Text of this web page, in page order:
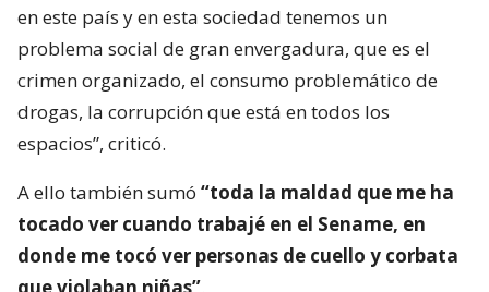
en este país y en esta sociedad tenemos un
problema social de gran envergadura, que es el
crimen organizado, el consumo problemático de
drogas, la corrupción que está en todos los
espacios”, criticó.
A ello también sumó “toda la maldad que me ha
tocado ver cuando trabajé en el Sename, en
donde me tocó ver personas de cuello y corbata